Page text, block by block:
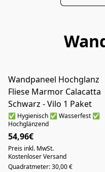
NUR ABHOLUNG IN AUGSBURG
Wandpaneel Hochglanz
Fliese Marmor Calacatta
Schwarz - Vilo 1 Paket
✅ Hygienisch ✅ Wasserfest ✅
Hochglänzend
54,96€
Preis inkl. MwSt.
Kostenloser Versand
Quadratmeter: 30,00 €